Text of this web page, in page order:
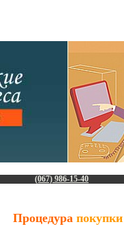
(067) 986-15-40
Процедурапокупки